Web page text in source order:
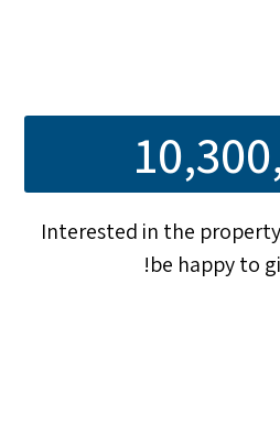
Interested in the
be happy to